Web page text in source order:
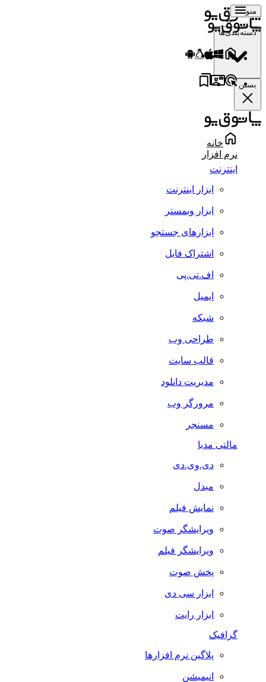
منو
دسته‌بندی‌ها
بستن
خانه
نرم افزار
اینترنت
ابزار اینترنت
ابزار وبمستر
ابزارهای جستجو
اشتراک فایل
اف.تی.پی
ایمیل
شبکه
طراحی وب
قالب سایت
مدیریت دانلود
مرورگر وب
مسنجر
مالتی مدیا
دی.وی.دی
مبدل
نمایش فیلم
ویرایشگر صوت
ویرایشگر فیلم
پخش صوت
ابزار سی دی
ابزار رایت
گرافیک
پلاگین نرم افزارها
انیمیشن